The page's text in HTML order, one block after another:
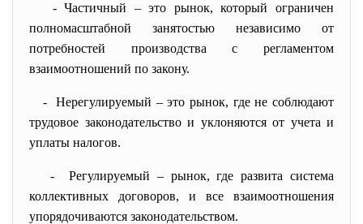
- Частичный – это рынок, который ограничен
полномасштабной занятостью независимо от
потребностей производства с регламентом
взаимоотношений по закону.
- Нерегулируемый – это рынок, где не соблюдают
трудовое законодательство и уклоняются от учета и
уплаты налогов.
- Регулируемый – рынок, где развита система
коллективных договоров, и все взаимоотношения
упорядочиваются законодательством.